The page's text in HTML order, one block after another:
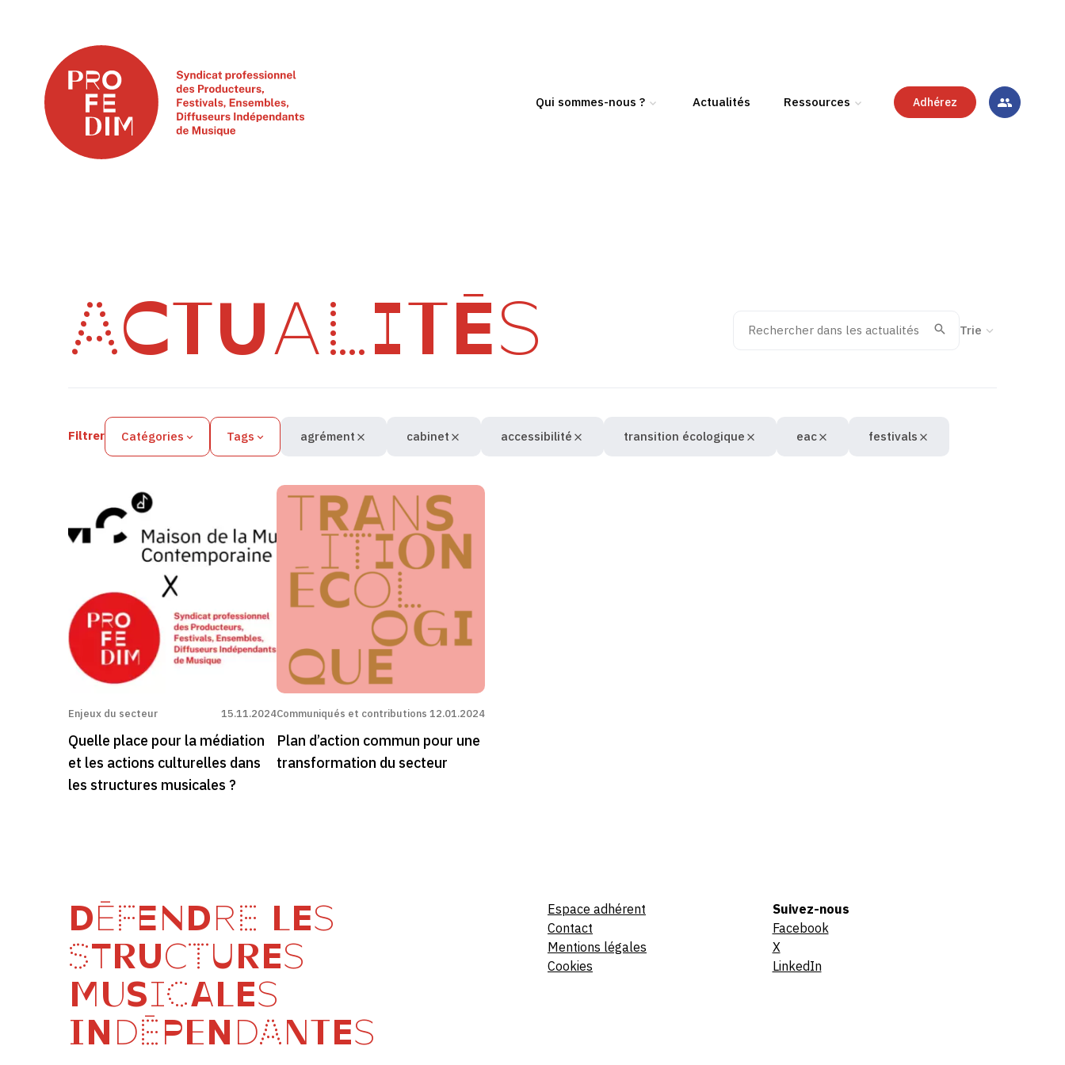
Qui sommes-nous ? Actualités Ressources Adhérez
ACTUALITÉS
Filtres des actualités
Recherche
ValiderTrier la recherche
Filtrer Catégories Tags agrément cabinet accessibilité transition écologique eac festivals
Enjeux du secteur 15.11.2024
Quelle place pour la médiation
et les actions culturelles dans
les structures musicales ?
Communiqués et contributions 12.01.2024
Plan d’action commun pour une
transformation du secteur
DÉFENDRE LES
STRUCTURES
MUSICALES
INDÉPENDANTES
Espace adhérent
Contact
Mentions légales
Cookies
Suivez-nous
Facebook
X
LinkedIn